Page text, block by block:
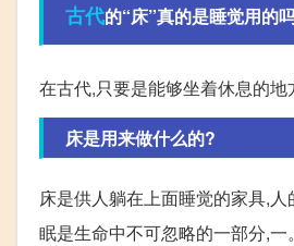
古代的“床”真的是睡觉用的
在古代,只要是能够坐着休息的
床是用来做什么的?
床是供人躺在上面睡觉的家具,
眠是生命中不可忽略的一部分,一。